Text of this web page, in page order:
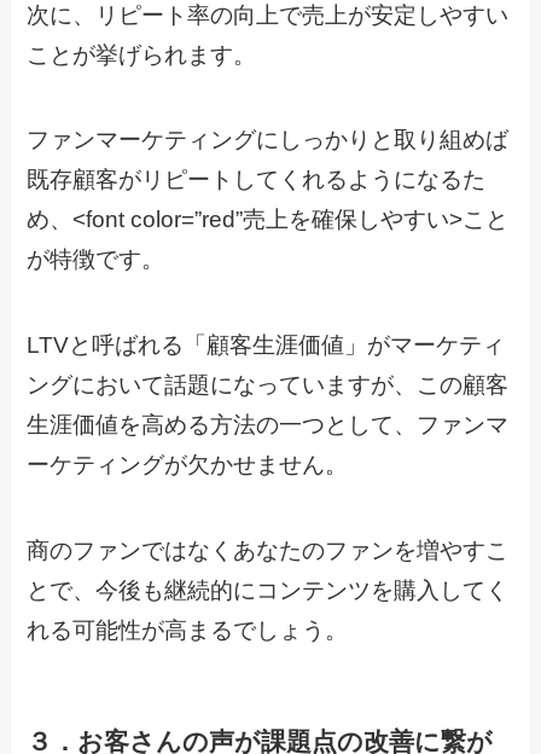
次に、リピート率の向上で売上が安定しやすい
ことが挙げられます。
ファンマーケティングにしっかりと取り組めば
既存顧客がリピートしてくれるようになるた
め、<font color=”red”売上を確保しやすい>こと
が特徴です。
LTVと呼ばれる「顧客生涯価値」がマーケティ
ングにおいて話題になっていますが、この顧客
生涯価値を高める方法の一つとして、ファンマ
ーケティングが欠かせません。
商のファンではなくあなたのファンを増やすこ
とで、今後も継続的にコンテンツを購入してく
れる可能性が高まるでしょう。
３．お客さんの声が課題点の改善に繋が